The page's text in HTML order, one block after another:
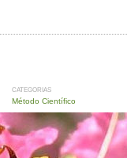
CATEGORIAS
Método Científico